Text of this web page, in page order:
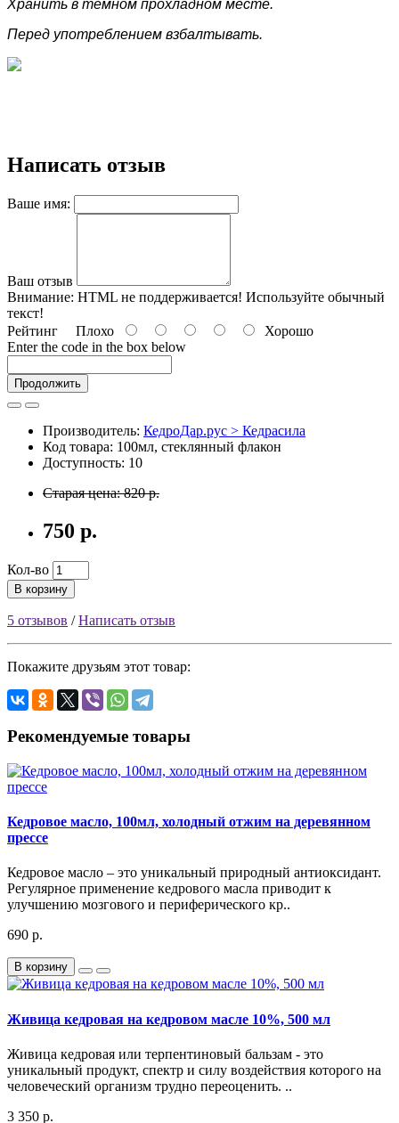
Хранить в темном прохладном месте.
Перед употреблением взбалтывать.
Написать отзыв
Ваше имя:
Ваш отзыв
Внимание: HTML не поддерживается! Используйте обычный
текст!
Рейтинг Плохо
Хорошо
Enter the code in the box below
Продолжить
Производитель: КедроДар.рус > Кедрасила
Код товара: 100мл, стеклянный флакон
Доступность: 10
Старая цена: 820 р.
750 р.
Кол-во
В корзину
5 отзывов /Написать отзыв
Покажите друзьям этот товар:
Рекомендуемые товары
Кедровое масло, 100мл, холодный отжим на деревянном
прессе
Кедровое масло – это уникальный природный антиоксидант.
Регулярное применение кедрового масла приводит к
улучшению мозгового и периферического кр..
690 р.
В корзину
Живица кедровая на кедровом масле 10%, 500 мл
Живица кедровая или терпентиновый бальзам - это
уникальный продукт, спектр и силу воздействия которого на
человеческий организм трудно переоценить. ..
3 350 р.